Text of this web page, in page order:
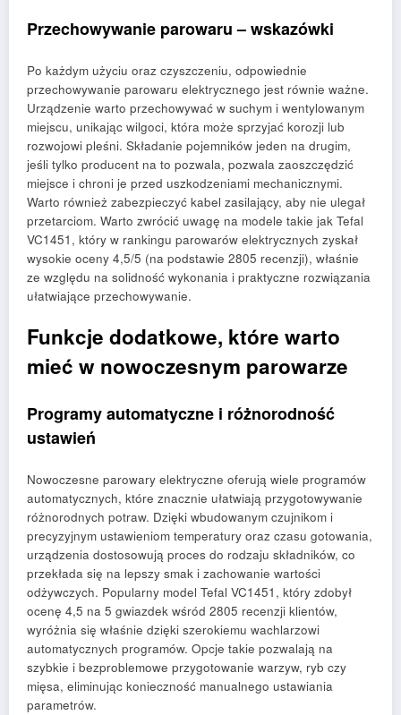
Przechowywanie parowaru – wskazówki
Po każdym użyciu oraz czyszczeniu, odpowiednie
przechowywanie parowaru elektrycznego jest równie ważne.
Urządzenie warto przechowywać w suchym i wentylowanym
miejscu, unikając wilgoci, która może sprzyjać korozji lub
rozwojowi pleśni. Składanie pojemników jeden na drugim,
jeśli tylko producent na to pozwala, pozwala zaoszczędzić
miejsce i chroni je przed uszkodzeniami mechanicznymi.
Warto również zabezpieczyć kabel zasilający, aby nie ulegał
przetarciom. Warto zwrócić uwagę na modele takie jak Tefal
VC1451, który w rankingu parowarów elektrycznych zyskał
wysokie oceny 4,5/5 (na podstawie 2805 recenzji), właśnie
ze względu na solidność wykonania i praktyczne rozwiązania
ułatwiające przechowywanie.
Funkcje dodatkowe, które warto
mieć w nowoczesnym parowarze
Programy automatyczne i różnorodność
ustawień
Nowoczesne parowary elektryczne oferują wiele programów
automatycznych, które znacznie ułatwiają przygotowywanie
różnorodnych potraw. Dzięki wbudowanym czujnikom i
precyzyjnym ustawieniom temperatury oraz czasu gotowania,
urządzenia dostosowują proces do rodzaju składników, co
przekłada się na lepszy smak i zachowanie wartości
odżywczych. Popularny model Tefal VC1451, który zdobył
ocenę 4,5 na 5 gwiazdek wśród 2805 recenzji klientów,
wyróżnia się właśnie dzięki szerokiemu wachlarzowi
automatycznych programów. Opcje takie pozwalają na
szybkie i bezproblemowe przygotowanie warzyw, ryb czy
mięsa, eliminując konieczność manualnego ustawiania
parametrów.